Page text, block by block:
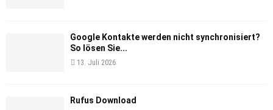
Google Kontakte werden nicht synchronisiert?
So lösen Sie...
13. Juli 2026
Rufus Download